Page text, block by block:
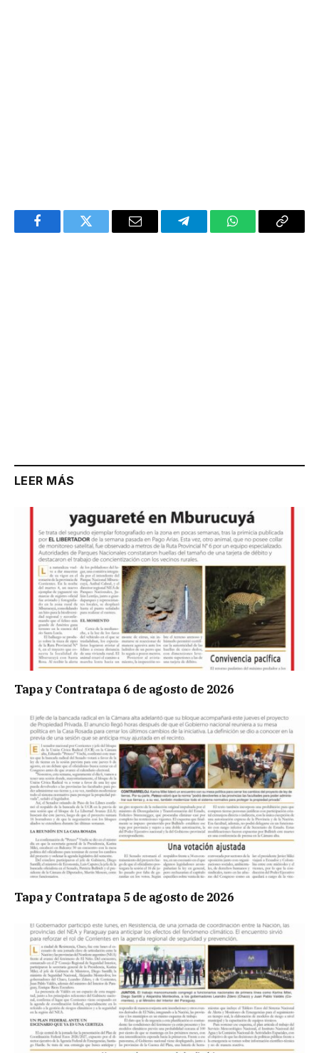
FacebookTwitter Email TelegramWhatsAppCopy
LEER MÁS
Tapa y Contratapa 6 de agosto de 2026
Tapa y Contratapa 5 de agosto de 2026